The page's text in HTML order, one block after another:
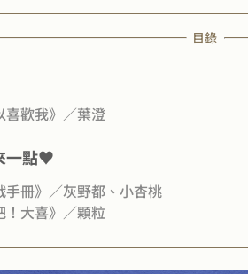
目錄
喜歡我》／葉澄
一點♥
手冊》／灰野都、小杏桃
！大喜》／顆粒